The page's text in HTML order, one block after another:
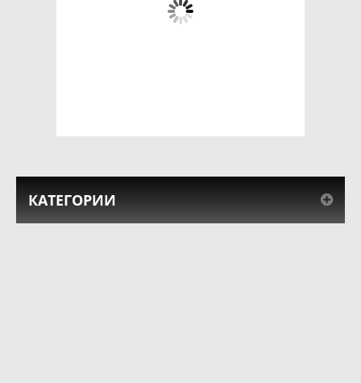
КАТЕГОРИИ